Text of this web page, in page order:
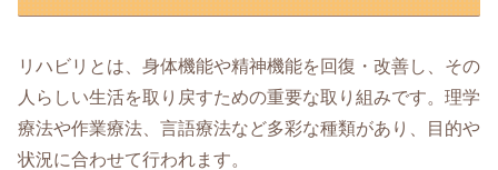
リハビリとは、身体機能や精神機能を回復・改善し、その
人らしい生活を取り戻すための重要な取り組みです。理学
療法や作業療法、言語療法など多彩な種類があり、目的や
状況に合わせて行われます。